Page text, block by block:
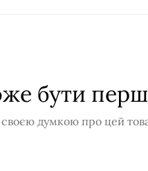
бути
думкою про цей